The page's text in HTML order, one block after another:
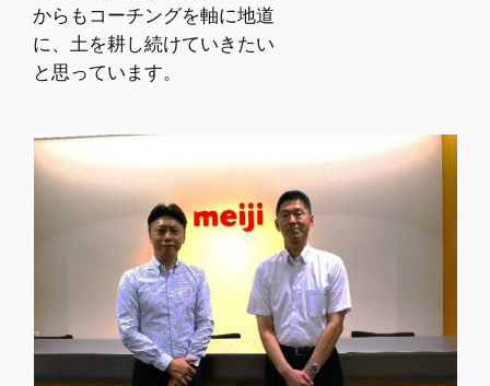
からもコーチングを軸に地道
に、土を耕し続けていきたい
と思っています。